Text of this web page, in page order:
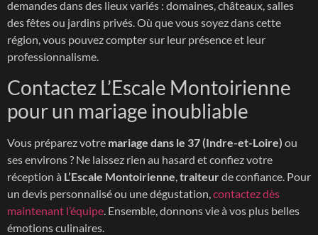
demandes dans des lieux variés : domaines, châteaux, salles
des fêtes ou jardins privés. Où que vous soyez dans cette
région, vous pouvez compter sur leur présence et leur
professionnalisme.
Contactez L’Escale Montoirienne
pour un mariage inoubliable
Vous préparez votre mariage dans le 37 (Indre-et-Loire) ou
ses environs ? Ne laissez rien au hasard et confiez votre
réception à L’Escale Montoirienne traiteurde confiance. Pour
un devis personnalisé ou une dégustation, contactez dès
maintenant l’équipe . Ensemble, donnons vie à vos plus belles
émotions culinaires.